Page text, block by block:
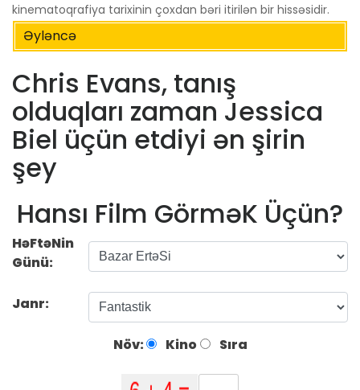
kinematoqrafiya tarixinin çoxdan bəri itirilən bir hissəsidir.
Əyləncə
Chris Evans, tanış
olduqları zaman Jessica
Biel üçün etdiyi ən şirin
şey
Hansı Film GörməK Üçün?
HəFtəNin
Günü:
Janr:
Növ: Kino Sıra